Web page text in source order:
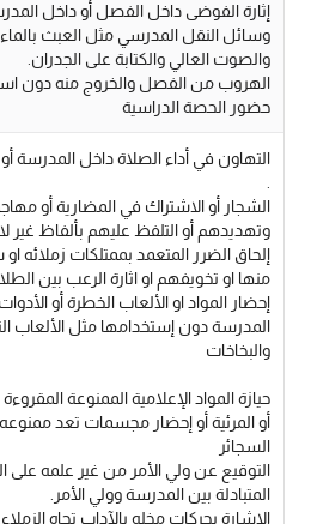
إثارة الفوضى داخل الفصل أو داخل
وسائل النقل المدرسي مثل العبث بالماء
والصوت العالي والكتابة على الجدران.
الهروب من الفصل والخروج منه دون
حضور الحصة الدراسية
التهاون في أداء الصلاة داخل المدرسة
الشجار أو الاشتراك في المضارية أو
وتهديدهم أو التلفظ عليهم بألفاظ غير
إلحاق الضرر المتعمد بممتلكات زملائه
منها او تخويفهم او اثارة الرعب بين
إحضار المواد او الألعاب الخطرة أو
المدرسة دون إستخدامها مثل الألعاب
والبخاخات
حيازة المواد الإعلامية الممنوعة
أو المرئية أو إحضار مجسمات تعد ممنوعه
السجائر
التوقيع عن ولي الأمر من غير علمه على
المتبادلة بين المدرسة وولي الأمر.
الإشارة بحركات مخله بالآداب تجاه الزملاء.